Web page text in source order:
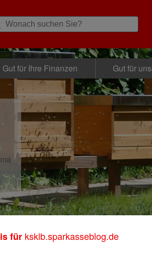
Gut für Ihre Finanzen Gut für
für ksklb.sparkasseblog.de